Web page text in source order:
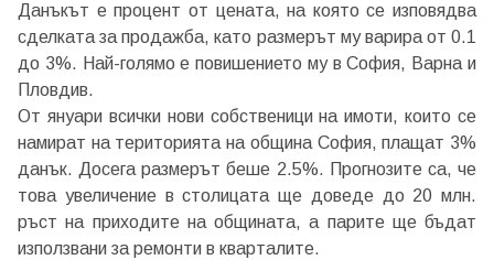
Данъкът е процент от цената, на която се изповядва
сделката за продажба, като размерът му варира от 0.1
до 3%. Най-голямо е повишението му в София, Варна и
Пловдив.
От януари всички нови собственици на имоти, които се
намират на територията на община София, плащат 3%
данък. Досега размерът беше 2.5%. Прогнозите са, че
това увеличение в столицата ще доведе до 20 млн.
ръст на приходите на общината, а парите ще бъдат
използвани за ремонти в кварталите.